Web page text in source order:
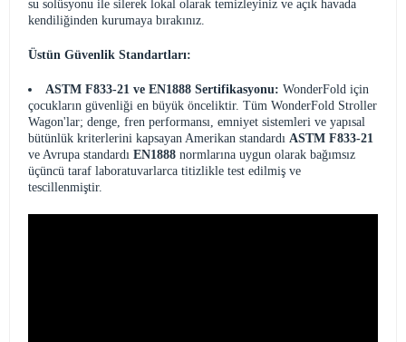
su solüsyonu ile silerek lokal olarak temizleyiniz ve açık havada
kendiliğinden kurumaya bırakınız.
Üstün Güvenlik Standartları:
ASTM F833-21 ve EN1888 Sertifikasyonu: WonderFold için
çocukların güvenliği en büyük önceliktir. Tüm WonderFold Stroller
Wagon'lar; denge, fren performansı, emniyet sistemleri ve yapısal
bütünlük kriterlerini kapsayan Amerikan standardı ASTM F833-21
ve Avrupa standardı EN1888 normlarına uygun olarak bağımsız
üçüncü taraf laboratuvarlarca titizlikle test edilmiş ve
tescillenmiştir.